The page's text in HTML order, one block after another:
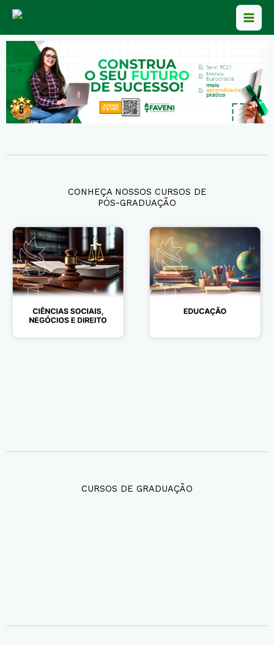
para
conteúdo
CONHEÇA NOSSOS CURSOS DE
PÓS-GRADUAÇÃO
CURSOS DE GRADUAÇÃO